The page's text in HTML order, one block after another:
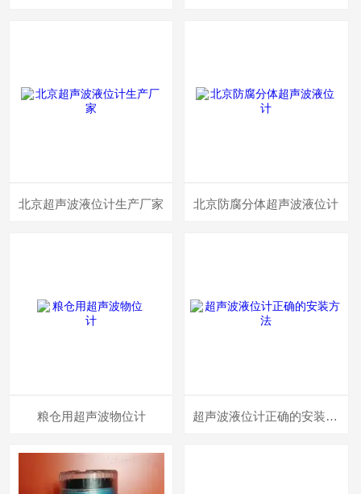
北京超声波液位计生产厂家 北京防腐分体超声波液位计
粮仓用超声波物位计 超声波液位计正确的安装方法